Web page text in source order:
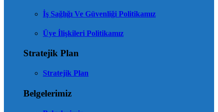
İş Sağlığı Ve Güvenliği Politikamız
Üye İlişkileri Politikamız
Stratejik Plan
Stratejik Plan
Belgelerimiz